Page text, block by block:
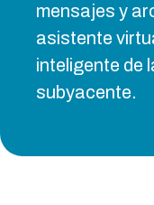
mensajes y
asistente
inteligente de
subyacente.